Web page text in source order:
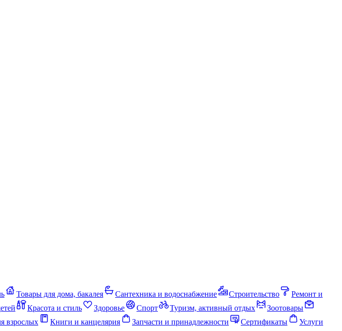
Товары для дома, бакалея Сантехника и водоснабжение Строительство
Ремонт и
Красота и стиль Здоровье Спорт Туризм, активный отдых
Зоотовары
взрослых Книги и канцелярия Запчасти и принадлежности Сертификаты
Услуги